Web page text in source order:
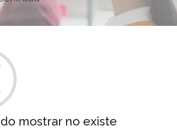
mostrar no existe